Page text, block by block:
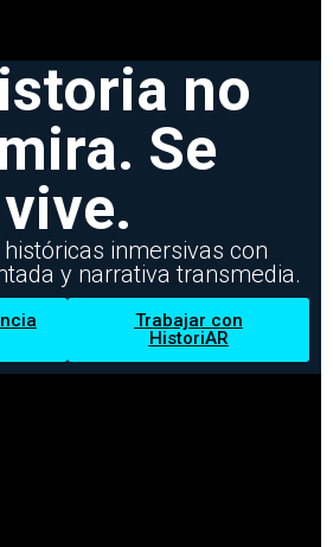
no
Se
vive.
inmersivas con
y narrativa transmedia.
Trabajar con
HistoriAR